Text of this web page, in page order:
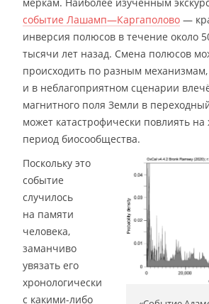
событие Лашамп—Каргаполово —
инверсия полюсов в течение около
тысячи лет назад. Смена полюсов
происходить по разным механизмам,
и в неблагоприятном сценарии
магнитного поля Земли в
может катастрофически повлиять
период биосообщества.
Поскольку это
событие
случилось
на памяти
человека,
заманчиво
увязать его
хронологически
с какими-либо